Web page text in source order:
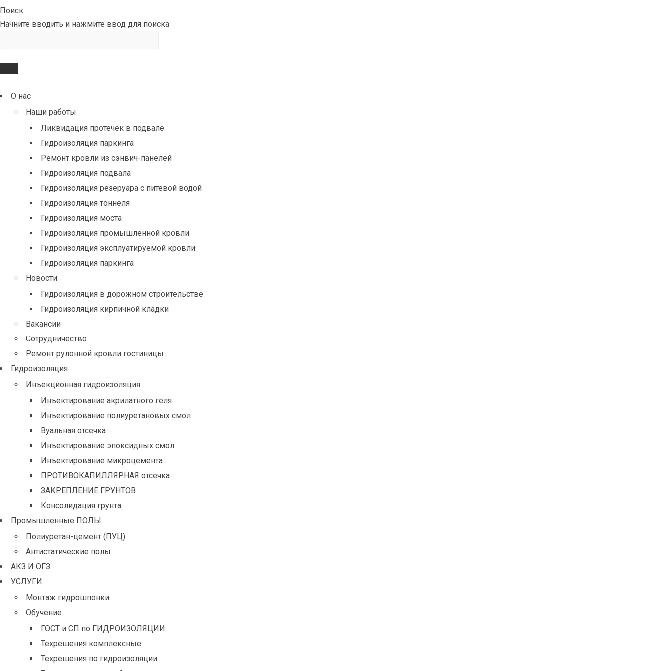
Поиск
Начните вводить и нажмите ввод для поиска
О нас
Наши работы
Ликвидация протечек в подвале
Гидроизоляция паркинга
Ремонт кровли из сэнвич-панелей
Гидроизоляция подвала
Гидроизоляция резеруара с питевой водой
Гидроизоляция тоннеля
Гидроизоляция моста
Гидроизоляция промышленной кровли
Гидроизоляция эксплуатируемой кровли
Гидроизоляция паркинга
Новости
Гидроизоляция в дорожном строительстве
Гидроизоляция кирпичной кладки
Вакансии
Сотрудничество
Ремонт рулонной кровли гостиницы
Гидроизоляция
Инъекционная гидроизоляция
Инъектирование акрилатного геля
Инъектирование полиуретановых смол
Вуальная отсечка
Инъектирование эпоксидных смол
Инъектирование микроцемента
ПРОТИВОКАПИЛЛЯРНАЯ отсечка
ЗАКРЕПЛЕНИЕ ГРУНТОВ
Консолидация грунта
Промышленные ПОЛЫ
Полиуретан-цемент (ПУЦ)
Антистатические полы
АКЗ И ОГЗ
УСЛУГИ
Монтаж гидрошпонки
Обучение
ГОСТ и СП по ГИДРОИЗОЛЯЦИИ
Техрешения комплексные
Техрешения по гидроизоляции